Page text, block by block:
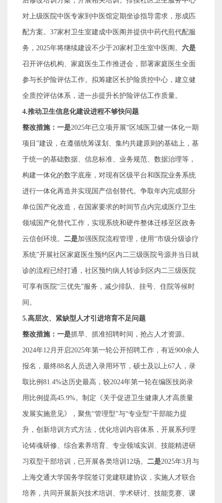
对上级医院中医专家到中医馆定期坐诊指导需求，形成匹
配方案。 37家村卫生室建成中医阁并提供中药代煎代配服
务， 2025年将继续建设不少于20家村卫生室中医阁。 六是
召开评估机构、家庭医生工作推进会，部署家庭医生全面
参与长护险评估工作。拟筹建区长护险质控中心，建立健
全质控评估体系，进一步提升长护险评估工作质量。
4.推动卫生信息化建设进程不够快问题
整改措施：一是2025年已立项开展“ 区域医卫健一体化一期
项目 ”建设，在遵循统筹谋划、集约共建原则的基础上，基
于统一的基础数据、信息标准、业务规范、数据治理等，
构建一体化的数字底座，对现有区级平台和医院业务系统
进行一体化再造并实现国产信创替代。争取年内完成部分
单位国产化改造，在国家要求的时间节点内完成医疗卫生
领域国产化替代工作，实现系统和硬件整体迁移至区政务
云信创环境。 二是加强医院流程管理，使用“市级分级诊疗
系统”开展社区家庭医生预约区内二三级医院号源并当日就
诊的流程已经打通，社区预约病人转诊到区内二三级医院
可享有医院“三优先”服务，减少排队、挂号、住院等候时
间。
5.高层次、紧缺型人才引进培育不足问题
整改措施：一是抓早、抓准招聘时间，抢占人才资源。
2024年12月开启2025年第一轮公开招聘工作，有近900余人
报名，最终88名人员进入录用环节，硕士及以上67人，录
取比例 81.4%达历史最高，较2024年第一轮在编医技岗录
用比例提高45.9%。 制定《关于促进卫生健康人才高质量
发展实施意见》，聚焦“管理型”与“专业型”干部能力提
升，创新培训方式方法，优化培训内容体系，开展系列理
论铸魂研修、综合素养培育、专业领域实训、技能精进研
习双型干部培训， 已开展各类培训 12场。 二是2025年3月 与
上海交通大学国务学院签订党建联建协议，实施人才联合
培养，共同开展新兴技术培训、学术研讨、技能竞赛、课